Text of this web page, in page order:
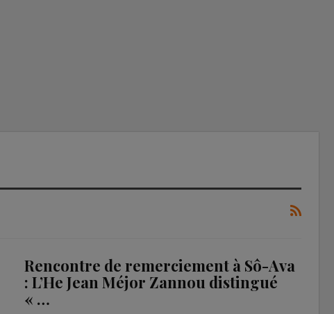
Rencontre de remerciement à Sô-Ava
: L’He Jean Méjor Zannou distingué
« …